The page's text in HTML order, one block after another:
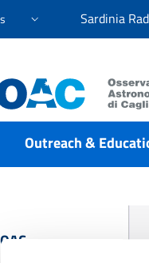
Sardinia
Outreach &